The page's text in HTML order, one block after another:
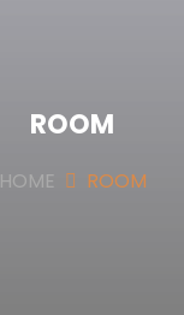
ROOM
HOME ROOM